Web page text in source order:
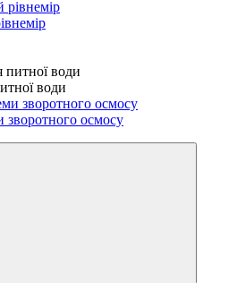
води
зворотного осмосу